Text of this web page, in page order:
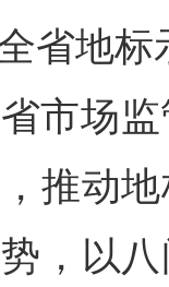
省地
市场
推动
，以